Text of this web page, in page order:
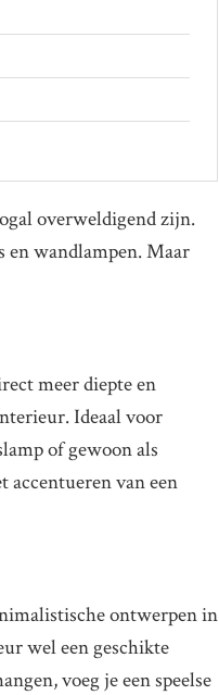
overweldigend zijn.
en wandlampen. Maar
meer diepte en
Ideaal voor
of gewoon als
van een
ontwerpen in
wel een geschikte
voeg je een speelse